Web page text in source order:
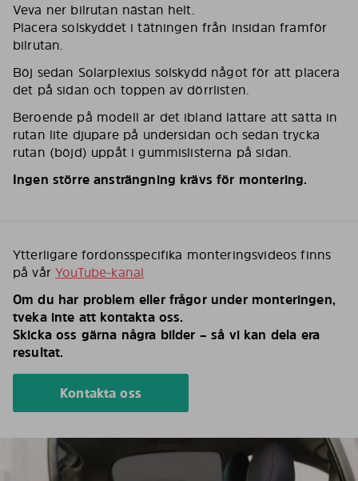
Veva ner bilrutan nästan helt.
Placera solskyddet i tätningen från insidan framför
bilrutan.
Böj sedan Solarplexius solskydd något för att placera
det på sidan och toppen av dörrlisten.
Beroende på modell är det ibland lättare att sätta in
rutan lite djupare på undersidan och sedan trycka
rutan (böjd) uppåt i gummislisterna på sidan.
Ingen större ansträngning krävs för montering.
Ytterligare fordonsspecifika monteringsvideos finns
på vårYouTube-kanal
Om du har problem eller frågor under monteringen,
tveka inte att kontakta oss.
Skicka oss gärna några bilder – så vi kan dela era
resultat.
Kontakta oss